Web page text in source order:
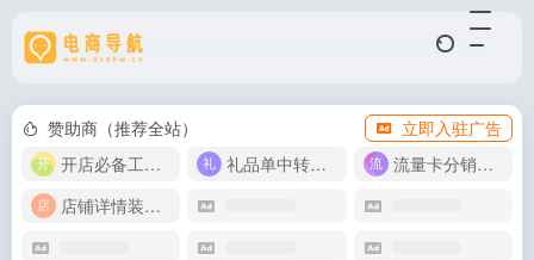
赞助商（推荐全站）
立即入驻广告
开店必备工具箱
礼品单中转同步单
流量卡分销代理
店铺详情装修模版